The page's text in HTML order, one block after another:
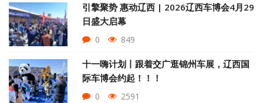
引擎聚势 惠动辽西 | 2026辽西车博会4月29
日盛大启幕
0 849
十一嗨计划丨跟着交广逛锦州车展，辽西国
际车博会约起！！！
0 2591